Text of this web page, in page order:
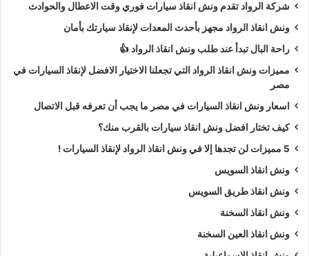
شركة الرواد تقدم ونش انقاذ سيارات فوري وقت الاعطال والحوادث
ونش انقاذ الرواد مجهز بأحدث المعدات لإنقاذ سيارتك بأمان
راحة البال تبدأ عند طلب ونش انقاذ الرواد 👍
مميزات ونش انقاذ الرواد التي تجعلنا الاختيار الافضل لإنقاذ السيارات في
مصر
اسعار ونش انقاذ السيارات في مصر ما يجب أن تعرفه قبل الاتصال
كيف تختار افضل ونش انقاذ سيارات بالقرب منك؟
5 مميزات لن تجدها إلا في ونش انقاذ الرواد لإنقاذ السيارات !
ونش انقاذ السويس
ونش انقاذ طريق السويس
ونش انقاذ السخنة
ونش انقاذ العين السخنة